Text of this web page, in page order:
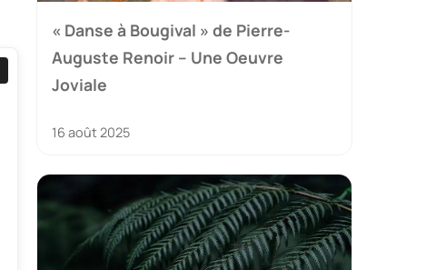
« Danse à Bougival » de Pierre-
Auguste Renoir – Une Oeuvre
Joviale
16 août 2025